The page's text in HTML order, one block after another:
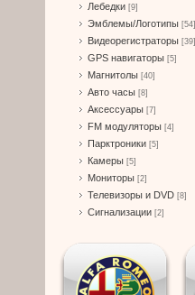
Лебедки [9]
Эмблемы/Логотипы [54]
Видеорегистраторы [39]
GPS навигаторы [5]
Магнитолы [40]
Авто часы [8]
Аксессуары [7]
FM модуляторы [4]
Парктроники [5]
Камеры [5]
Мониторы [2]
Телевизоры и DVD [8]
Сигнализации [2]